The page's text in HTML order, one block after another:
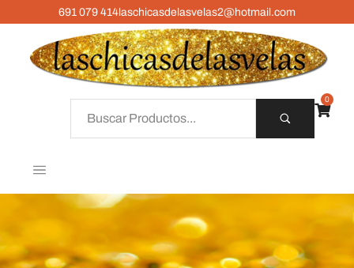
691 079 414laschicasdelasvelas2@hotmail.com
0